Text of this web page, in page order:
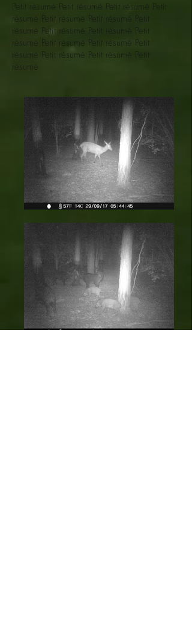
Petit résumé Petit résumé Petit résumé Petit
résumé Petit résumé Petit résumé Petit
résumé Petit résumé Petit résumé Petit
résumé Petit résumé Petit résumé Petit
résumé Petit résumé Petit résumé Petit
résumé